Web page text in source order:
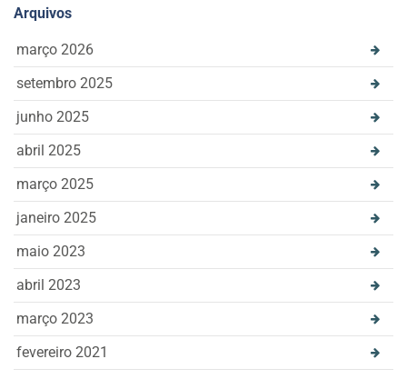
Arquivos
março 2026
setembro 2025
junho 2025
abril 2025
março 2025
janeiro 2025
maio 2023
abril 2023
março 2023
fevereiro 2021